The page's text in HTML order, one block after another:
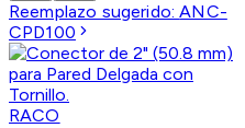
Reemplazo sugerido:ANC-
CPD100
RACO